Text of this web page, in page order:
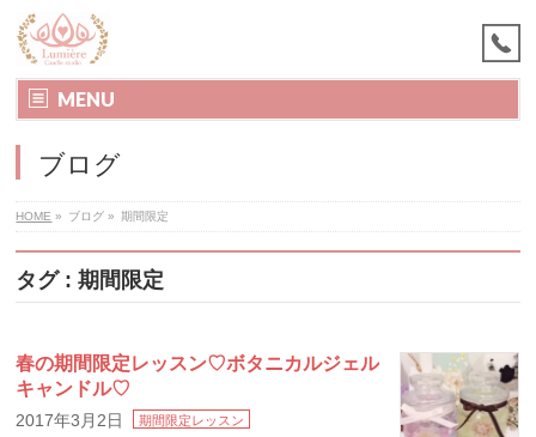
MENU
ブログ
HOME » ブログ » 期間限定
タグ : 期間限定
春の期間限定レッスン♡ボタニカルジェル
キャンドル♡
2017年3月2日 期間限定レッスン